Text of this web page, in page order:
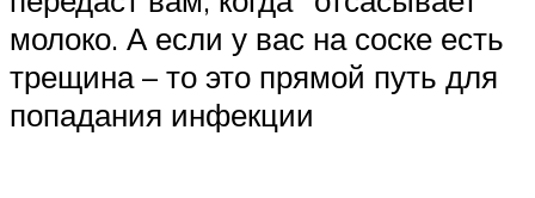
молоко. А если у вас на соске есть
трещина – то это прямой путь для
попадания инфекции